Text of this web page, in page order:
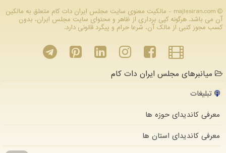
majlesiran.com - مالکیت معنوی سایت مجلس ایران دات كام متعلق به مالکین
آن می باشد. هرگونه کپی برداری از ظاهر و محتوای سایت مجلس ایران، بدون
کسب مجوز کتبی از مالک آن، شرعا حرام و پیگرد قانونی دارد.
میانبرهای مجلس ایران دات کام
تبلیغات
معرفی کاندیدای حوزه ها
معرفی کاندیدای استان ها